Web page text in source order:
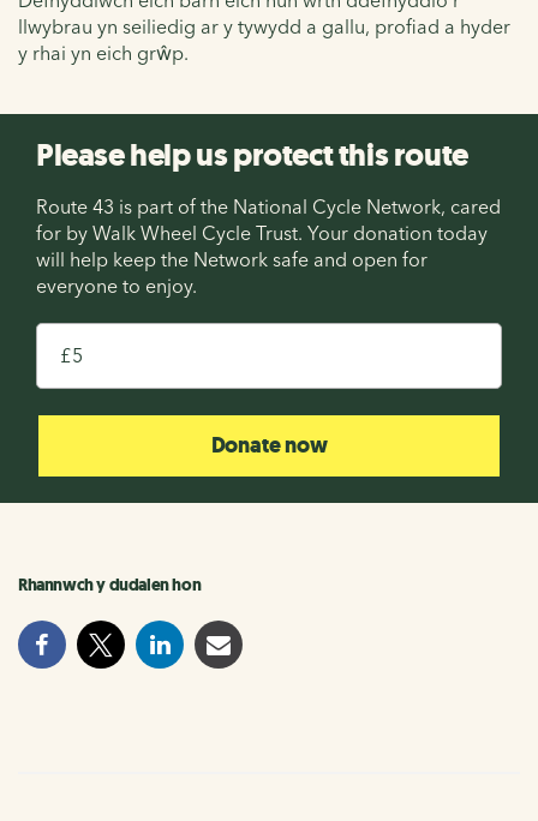
llwybrau yn seiliedig ar y tywydd a gallu, profiad a hyder
y rhai yn eich grŵp.
Please help us protect this route
Route 43 is part of the National Cycle Network, cared
for by Walk Wheel Cycle Trust. Your donation today
will help keep the Network safe and open for
everyone to enjoy.
£
Donate now
Rhannwch y dudalen hon